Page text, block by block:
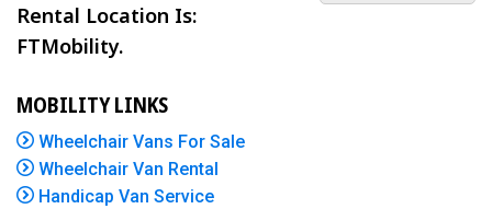
Rental Location Is:
FTMobility.
MOBILITY LINKS
Wheelchair Vans For Sale
Wheelchair Van Rental
Handicap Van Service